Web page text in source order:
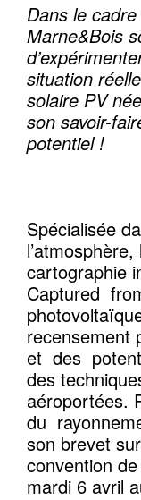
Dans le
Marne&Bois
situation
solaire PV
son savoir-
potentiel !
Spécialisée
cartographie
Captured
et des
des
du
son brevet
convention
mardi 6 avril